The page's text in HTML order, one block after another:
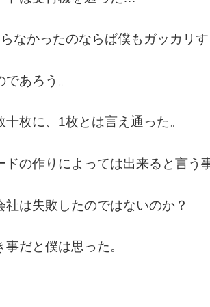
なかったのならば僕もガッカリす
あろう。
十枚に、1枚とは言え通った。
ドの作りによっては出来ると言う
社は失敗したのではないのか？
事だと僕は思った。